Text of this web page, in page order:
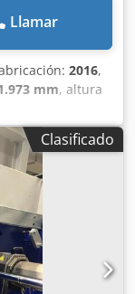
Llamar
2016,
mm, altura
por
Battenfeld CM 40
de 1000
sistema de
Si busca
de alta
40 que
nosotros para
- Presión del
Clasificado